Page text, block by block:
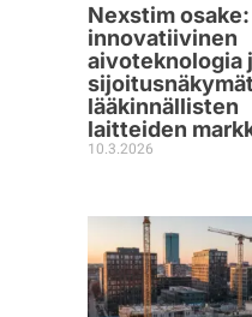
Nexstim osake:
innovatiivinen
aivoteknologia
sijoitusnäkymät
lääkinnällisten
laitteiden
10.3.2026